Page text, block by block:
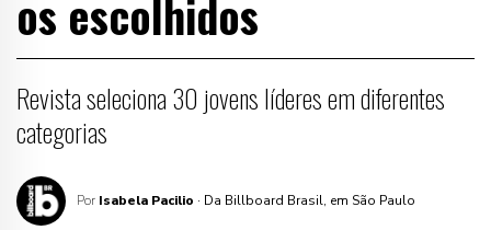
os escolhidos
Revista seleciona 30 jovens líderes em diferentes
categorias
Por Isabela Pacilio · Da Billboard Brasil, em São Paulo